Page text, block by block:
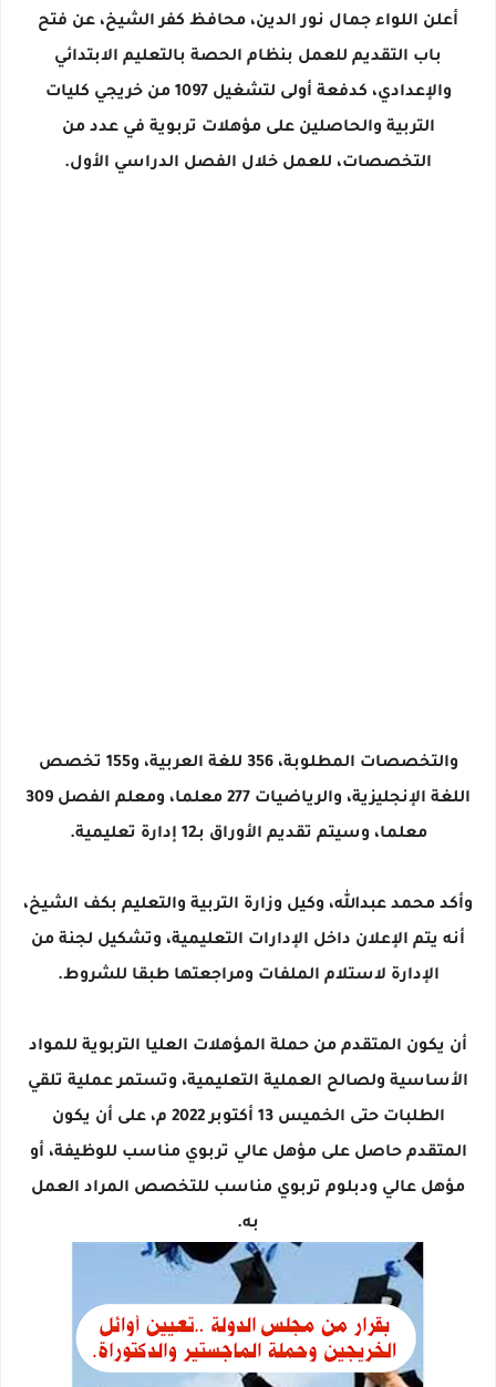
أعلن اللواء جمال نور الدين، محافظ كفر الشيخ، عن فتح
باب التقديم للعمل بنظام الحصة بالتعليم الابتدائي
والإعدادي، كدفعة أولى لتشغيل 1097 من خريجي كليات
التربية والحاصلين على مؤهلات تربوية في عدد من
التخصصات، للعمل خلال الفصل الدراسي الأول.
والتخصصات المطلوبة، 356 للغة العربية، و155 تخصص
اللغة الإنجليزية، والرياضيات 277 معلما، ومعلم الفصل 309
معلما، وسيتم تقديم الأوراق بـ12 إدارة تعليمية.
وأكد محمد عبدالله، وكيل وزارة التربية والتعليم بكف الشيخ،
أنه يتم الإعلان داخل الإدارات التعليمية، وتشكيل لجنة من
الإدارة لاستلام الملفات ومراجعتها طبقا للشروط.
أن يكون المتقدم من حملة المؤهلات العليا التربوية للمواد
الأساسية ولصالح العملية التعليمية، وتستمر عملية تلقي
الطلبات حتى الخميس 13 أكتوبر 2022 م، على أن يكون
المتقدم حاصل على مؤهل عالي تربوي مناسب للوظيفة، أو
مؤهل عالي ودبلوم تربوي مناسب للتخصص المراد العمل
به.